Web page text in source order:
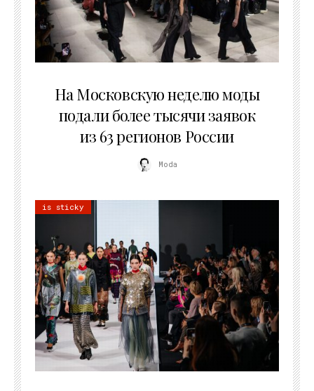
На Московскую неделю моды
подали более тысячи заявок
из 63 регионов России
Moda
is sticky